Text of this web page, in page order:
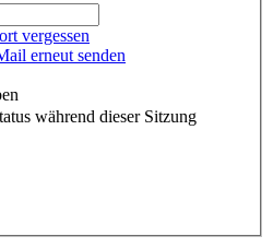
vergessen
erneut senden
während dieser Sitzung